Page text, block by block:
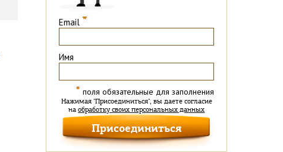
Email *
Имя
* поля обязательные для заполнения
Нажимая "Присоединиться", вы даете согласие
наобработку своих персональных данных